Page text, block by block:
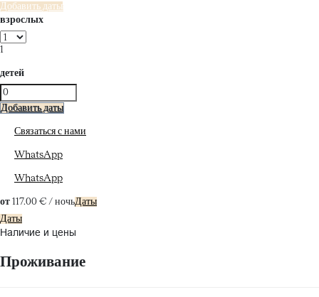
Добавить даты
взрослых
1
детей
Добавить даты
Связаться с нами
WhatsApp
WhatsApp
от 117.00 € / ночьДаты
Даты
Наличие и цены
Проживание